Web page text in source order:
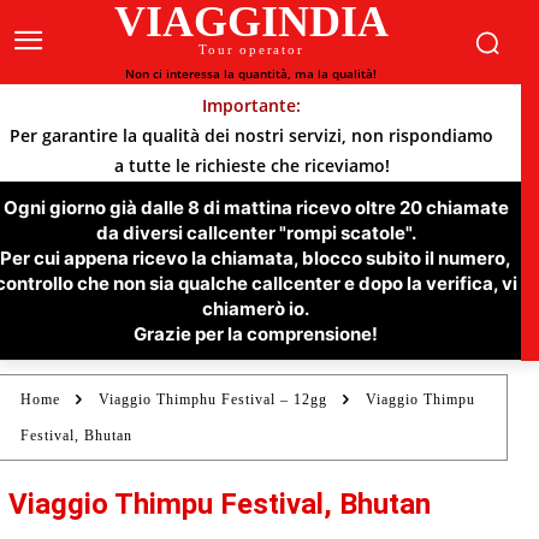
VIAGGINDIA
Tour operator
Non ci interessa la quantità, ma la qualità!
Importante:
Per garantire la qualità dei nostri servizi, non rispondiamo
a tutte le richieste che riceviamo!
Ogni giorno già dalle 8 di mattina ricevo oltre 20 chiamate
da diversi callcenter "rompi scatole".
Per cui appena ricevo la chiamata, blocco subito il numero,
che non sia qualche callcenter e dopo la verifica, vi
chiamerò io.
Grazie per la comprensione!
Home Viaggio Thimphu Festival – 12gg Viaggio Thimpu
Festival, Bhutan
Viaggio Thimpu Festival, Bhutan